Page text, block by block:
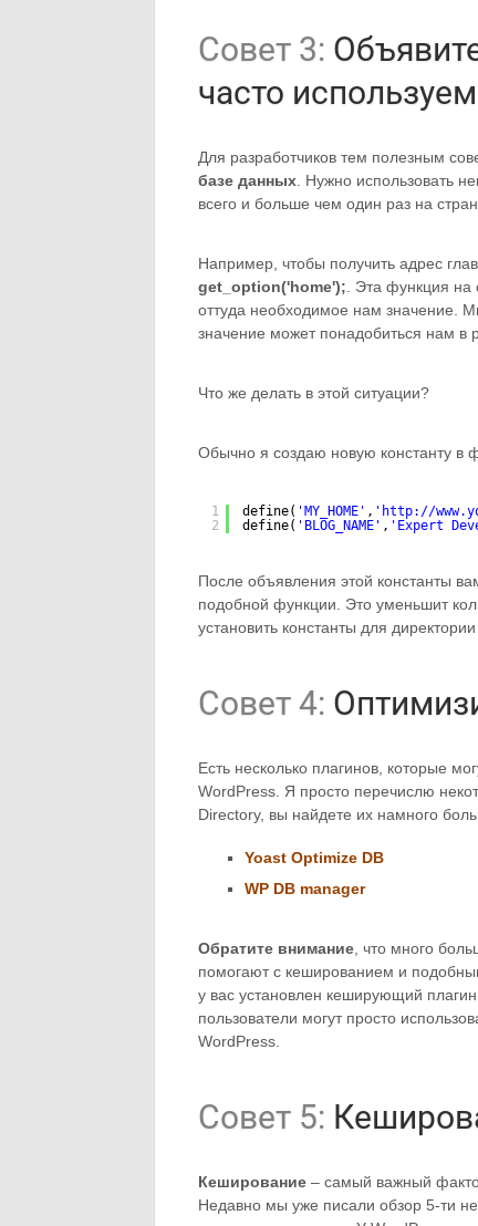
Cовет 3:
часто
Для разработчиков тем полезным
базе данных . Нужно использовать
всего и больше чем один раз на
Например, чтобы получить адрес
get_option('home'); . Эта функция
оттуда необходимое нам значение.
значение может понадобиться нам в
Что же делать в этой ситуации?
Обычно я создаю новую константу в
1
2
define( 'MY_HOME' , ' http://
define( 'BLOG_NAME' , 'Expert
После объявления этой константы
подобной функции. Это уменьшит
установить константы для
Совет 4:
Есть несколько плагинов, которые
WordPress. Я просто перечислю
Directory, вы найдете их намного
Yoast Optimize DB
WP DB manager
Обратите внимание , что много
помогают с кешированием и
у вас установлен кеширующий
пользователи могут просто
WordPress.
Совет 5:
Кеширование – самый важный
Недавно мы уже писали обзор 5-ти